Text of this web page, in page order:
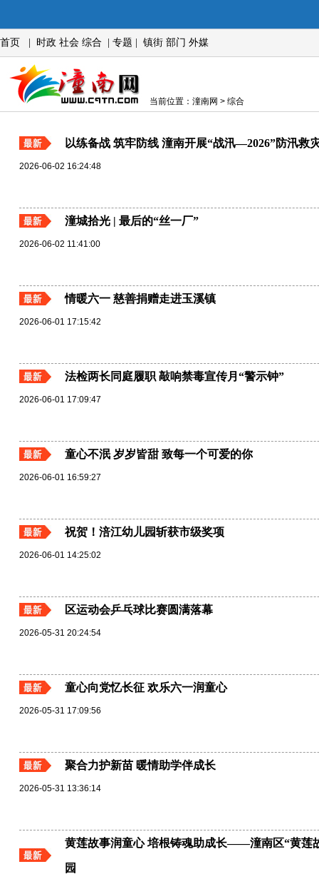
首页 时政 社会 综合 专题 镇街 部门 外媒
当前位置：潼南网 > 综合
以练备战 筑牢防线 潼南开展“战汛—2026”防汛救
2026-06-02 16:24:48
潼城拾光 | 最后的“丝一厂”
2026-06-02 11:41:00
情暖六一 慈善捐赠走进玉溪镇
2026-06-01 17:15:42
法检两长同庭履职 敲响禁毒宣传月“警示钟”
2026-06-01 17:09:47
童心不泯 岁岁皆甜 致每一个可爱的你
2026-06-01 16:59:27
祝贺！涪江幼儿园斩获市级奖项
2026-06-01 14:25:02
区运动会乒乓球比赛圆满落幕
2026-05-31 20:24:54
童心向党忆长征 欢乐六一润童心
2026-05-31 17:09:56
聚合力护新苗 暖情助学伴成长
2026-05-31 13:36:14
黄莲故事润童心 培根铸魂助成长——潼南区“黄莲
园